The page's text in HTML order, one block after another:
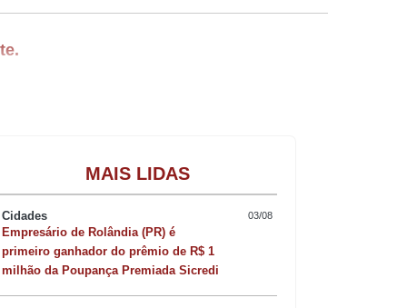
entre o final da madrugada e o
(Samu) de Jandaia do Sul, a
o que impediu sua identificação no
desta sexta-feira, o motorista
MAIS LIDAS
Cidades 03/08
Empresário de Rolândia (PR) é
primeiro ganhador do prêmio de R$ 1
milhão da Poupança Premiada Sicredi